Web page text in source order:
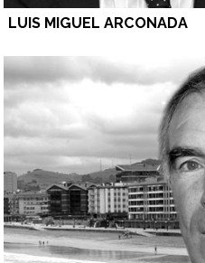
LUIS MIGUEL ARCONADA